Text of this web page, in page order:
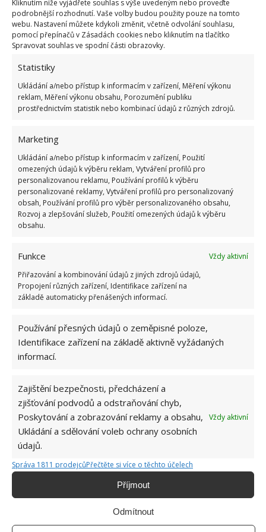
Kliknutím níže vyjádřete souhlas s výše uvedeným nebo proveďte
podrobnější rozhodnutí. Vaše volby budou použity pouze na tomto
webu. Nastavení můžete kdykoli změnit, včetně odvolání souhlasu,
pomocí přepínačů v Zásadách cookies nebo kliknutím na tlačítko
Spravovat souhlas ve spodní části obrazovky.
Statistiky
Ukládání a/nebo přístup k informacím v zařízení, Měření výkonu
reklam, Měření výkonu obsahu, Porozumění publiku
prostřednictvím statistik nebo kombinací údajů z různých zdrojů.
Marketing
Ukládání a/nebo přístup k informacím v zařízení, Použití
omezených údajů k výběru reklam, Vytváření profilů pro
personalizovanou reklamu, Používání profilů k výběru
personalizované reklamy, Vytváření profilů pro personalizovaný
obsah, Používání profilů pro výběr personalizovaného obsahu,
Rozvoj a zlepšování služeb, Použití omezených údajů k výběru
obsahu.
Funkce
Vždy aktivní
Přiřazování a kombinování údajů z jiných zdrojů údajů,
Propojení různých zařízení, Identifikace zařízení na
základě automaticky přenášených informací.
Používání přesných údajů o zeměpisné poloze,
Identifikace zařízení na základě aktivně vyžádaných
informací.
Zajištění bezpečnosti, předcházení a
zjišťování podvodů a odstraňování chyb,
Poskytování a zobrazování reklamy a obsahu,
Ukládání a sdělování voleb ochrany osobních
údajů.
Vždy aktivní
Správa 1811 prodejcůPřečtěte si více o těchto účelech
Příjmout
Odmítnout
CHALUPAŘENÍ CHATA POJMY
Přidejte svůj názor
KOMENTOVAT
přidala během svých studií a práce
redaktorky ji tak nadchla, že se
rozhodla zůstat. Její v...[Více o
autorovi]
SOUVISEJÍCÍ ČLÁNKY
chatě: Málokdo ví, jak ji získat a využít efektivně
mostem
Starý domek po rodičích proměnila na svůj první
BUĎTE PRVNÍ KDO PŘIDÁ KOMENTÁŘ